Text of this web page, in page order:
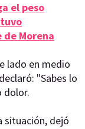
el peso
Morena
lado en medio
"Sabes lo
dolor.
situación, dejó